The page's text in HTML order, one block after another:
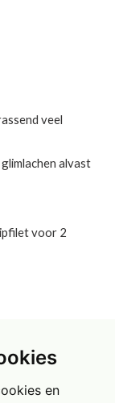
en
veel
alvast
voor 2
laatste nieuws!